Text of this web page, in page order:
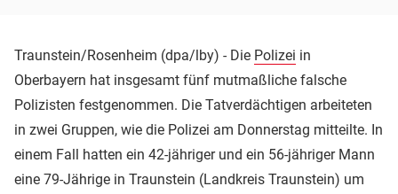
Traunstein/Rosenheim (dpa/lby) - Die Polizei in
Oberbayern hat insgesamt fünf mutmaßliche falsche
Polizisten festgenommen. Die Tatverdächtigen arbeiteten
in zwei Gruppen, wie die Polizei am Donnerstag mitteilte. In
einem Fall hatten ein 42-jähriger und ein 56-jähriger Mann
eine 79-Jährige in Traunstein (Landkreis Traunstein) um